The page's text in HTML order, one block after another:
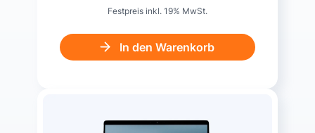
Festpreis inkl. 19% MwSt.
In den Warenkorb